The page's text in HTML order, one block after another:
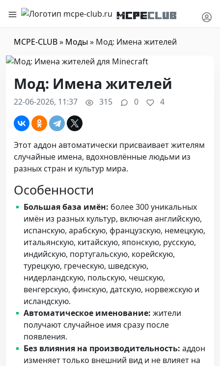
MCPECLUB
MCPE-CLUB» Моды» Мод: Имена жителей
Мод: Имена жителей
22-06-2026, 11:37 315 0 4
Этот аддон автоматически присваивает жителям
случайные имена, вдохновлённые людьми из
разных стран и культур мира.
Особенности
Большая база имён: более 300 уникальных
имён из разных культур, включая английскую,
испанскую, арабскую, французскую, немецкую,
итальянскую, китайскую, японскую, русскую,
индийскую, португальскую, корейскую,
турецкую, греческую, шведскую,
нидерландскую, польскую, чешскую,
венгерскую, финскую, датскую, норвежскую и
исландскую.
Автоматическое именование: жители
получают случайное имя сразу после
появления.
Без влияния на производительность: аддон
изменяет только внешний вид и не влияет на